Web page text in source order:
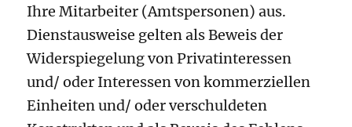
Ihre Mitarbeiter (Amtspersonen) aus.
Dienstausweise gelten als Beweis der
Widerspiegelung von Privatinteressen
und/ oder Interessen von kommerziellen
Einheiten und/ oder verschuldeten